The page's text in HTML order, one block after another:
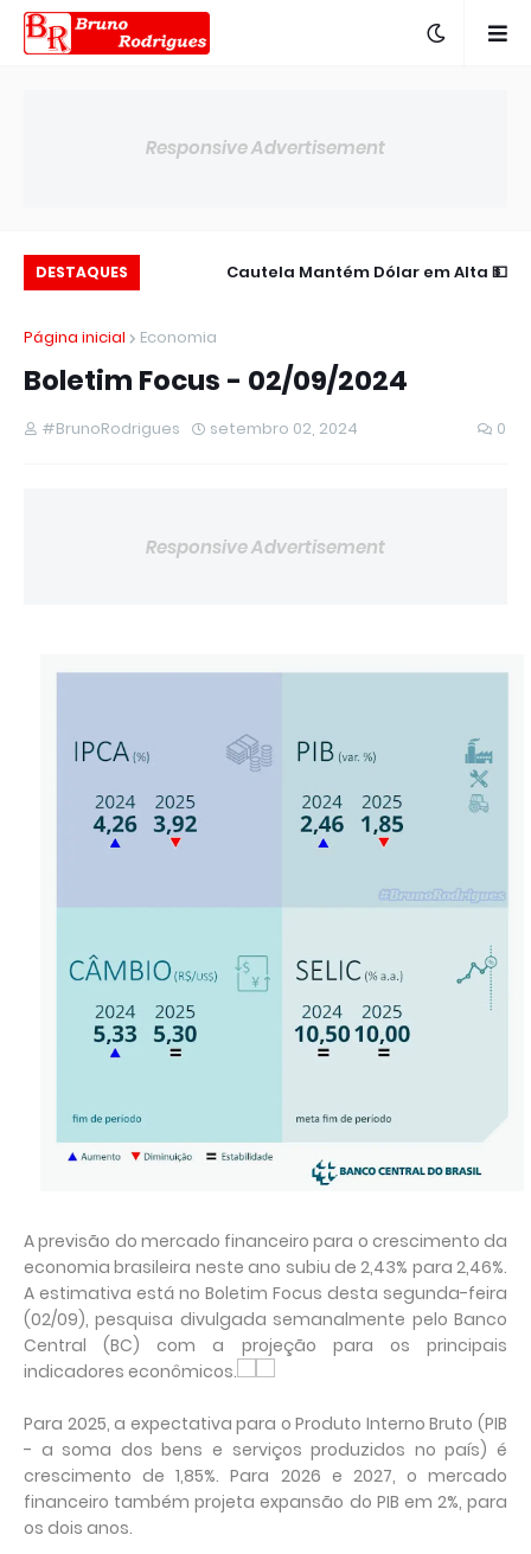
Responsive Advertisement
DESTAQUES
💵 Cautela Mantém Dólar em Alta
Política e
Página inicial
Economia
Boletim Focus - 02/09/2024
#BrunoRodrigues setembro 02, 2024 0
Responsive Advertisement
A previsão do mercado financeiro para o crescimento da
economia brasileira neste ano subiu de 2,43% para 2,46%.
A estimativa está no Boletim Focus desta segunda-feira
(02/09), pesquisa divulgada semanalmente pelo Banco
Central (BC) com a projeção para os principais
indicadores econômicos.
Para 2025, a expectativa para o Produto Interno Bruto (PIB
- a soma dos bens e serviços produzidos no país) é
crescimento de 1,85%. Para 2026 e 2027, o mercado
financeiro também projeta expansão do PIB em 2%, para
os dois anos.